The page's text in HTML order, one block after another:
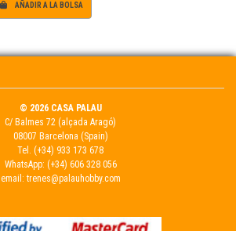
AÑADIR A LA BOLSA
© 2026 CASA PALAU
C/ Balmes 72 (alçada Aragó)
08007 Barcelona (Spain)
Tel. (+34) 933 173 678
WhatsApp: (+34) 606 328 056
email: trenes@palauhobby.com